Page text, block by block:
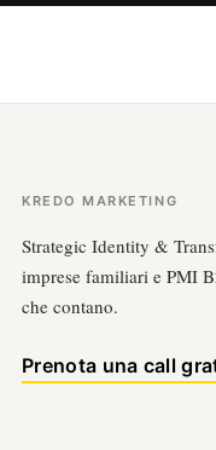
KREDO MARKETING
Strategic Identity &
imprese familiari e PMI
che contano.
Prenota una call